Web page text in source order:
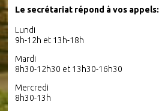
Le secrétariat répond à vos appels:
Lundi
9h-12h et 13h-18h
Mardi
8h30-12h30 et 13h30-16h30
Mercredi
8h30-13h